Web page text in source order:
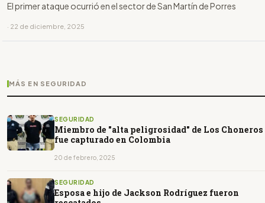
El primer ataque ocurrió en el sector de San Martín de Porres
· 22 de diciembre, 2025
MÁS EN SEGURIDAD
SEGURIDAD
Miembro de "alta peligrosidad" de Los Choneros
fue capturado en Colombia
20 de febrero, 2025
SEGURIDAD
Esposa e hijo de Jackson Rodríguez fueron